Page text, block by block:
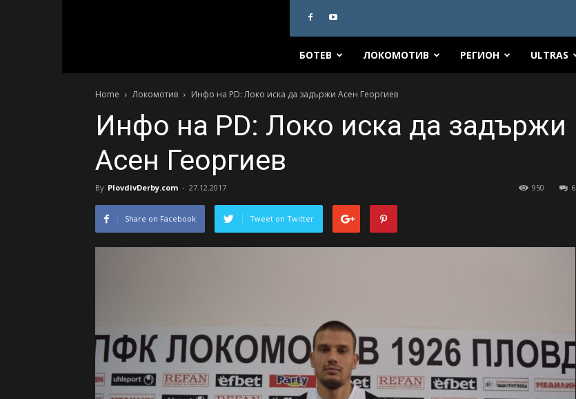
БОТЕВ ЛОКОМОТИВ РЕГИОН ULTRAS
Home Локомотив Инфо на PD: Локо иска да задържи Асен Георгиев
Инфо на PD: Локо иска да задържи
Асен Георгиев
By PlovdivDerby.com - 27.12.2017 6
950
Share on Facebook Tweet on Twitter